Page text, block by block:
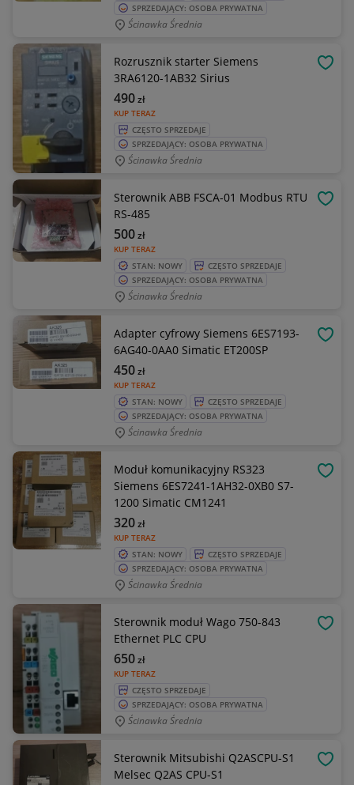
SPRZEDAJĄCY: OSOBA PRYWATNA
Ścinawka Średnia
Rozrusznik starter Siemens
3RA6120-1AB32 Sirius
KUP TERAZ
490zł
CZĘSTO SPRZEDAJE
SPRZEDAJĄCY: OSOBA PRYWATNA
Ścinawka Średnia
Sterownik ABB FSCA-01 Modbus RTU
RS-485
KUP TERAZ
500zł
STAN: NOWY
CZĘSTO SPRZEDAJE
SPRZEDAJĄCY: OSOBA PRYWATNA
Ścinawka Średnia
Adapter cyfrowy Siemens 6ES7193-
6AG40-0AA0 Simatic ET200SP
KUP TERAZ
450zł
STAN: NOWY
CZĘSTO SPRZEDAJE
SPRZEDAJĄCY: OSOBA PRYWATNA
Ścinawka Średnia
Moduł komunikacyjny RS323
Siemens 6ES7241-1AH32-0XB0 S7-
1200 Simatic CM1241
KUP TERAZ
320zł
STAN: NOWY
CZĘSTO SPRZEDAJE
SPRZEDAJĄCY: OSOBA PRYWATNA
Ścinawka Średnia
Sterownik moduł Wago 750-843
Ethernet PLC CPU
KUP TERAZ
650zł
CZĘSTO SPRZEDAJE
SPRZEDAJĄCY: OSOBA PRYWATNA
Ścinawka Średnia
Sterownik Mitsubishi Q2ASCPU-S1
Melsec Q2AS CPU-S1